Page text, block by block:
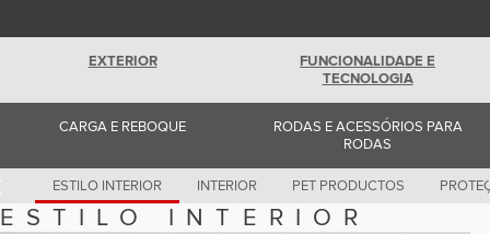
Switzerland (German)
Switzerland (Italian)
USA (English)
EXTERIOR
FUNCIONALIDADE E
TECNOLOGIA
CARGA E REBOQUE
RODAS E ACESSÓRIOS PARA
RODAS
ESTILO INTERIOR INTERIOR PET PRODUCTOS
ESTILO INTERIOR